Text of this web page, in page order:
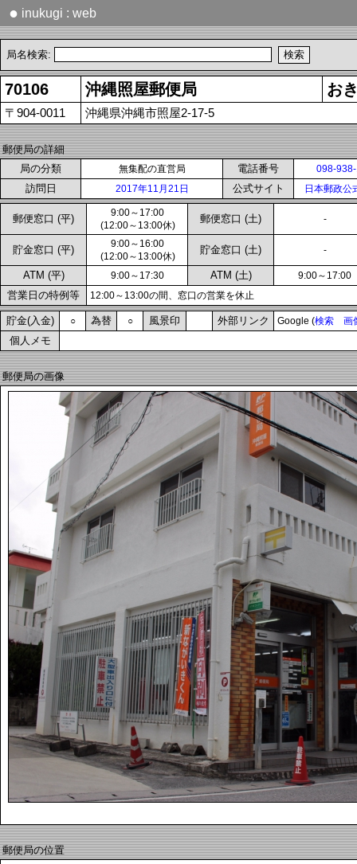
● inukugi : web
局名検索:
70106 沖縄照屋郵便局 お
〒904-0011 沖縄県沖縄市照屋2-17-5
郵便局の詳細
局の分類
無集配の直営局 電話番号 098-
訪問日 2017年11月21日 公式サイト 日本郵政公
郵便窓口 (平)
9:00～17:00
(12:00～13:00休)
郵便窓口 (土) -
貯金窓口 (平)
9:00～16:00
(12:00～13:00休)
貯金窓口 (土) -
ATM (平) 9:00～17:30 ATM (土) 9:00～17:00
営業日の特例等 12:00～13:00の間、窓口の営業を休止
貯金(入金) ○ 為替 ○ 風景印 外部リンク Google (検索 画
個人メモ
郵便局の画像
郵便局の位置